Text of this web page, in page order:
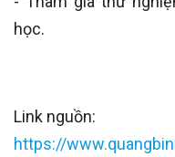
học.
Link nguồn:
https://